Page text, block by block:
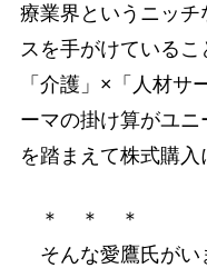
療業界というニッ
スを手がけている
「介護」×「人材サ
ーマの掛け算がユ
を踏まえて株式購入
＊ ＊ ＊
そんな愛鷹氏がい